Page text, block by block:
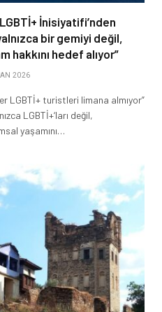
İnisiyatifi’nden
bir gemiyi değil,
hakkını hedef alıyor”
2026
LGBTİ+ turistleri limana almıyor”
LGBTİ+‘ları değil,
yaşamını…